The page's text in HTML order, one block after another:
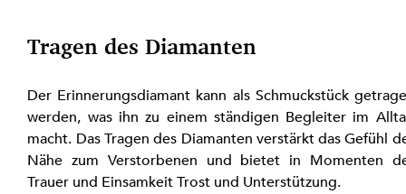
Tragen des Diamanten
Der Erinnerungsdiamant kann als Schmuckstück
werden, was ihn zu einem ständigen Begleiter im
macht. Das Tragen des Diamanten verstärkt das Gefühl
Nähe zum Verstorbenen und bietet in Momenten
Trauer und Einsamkeit Trost und Unterstützung.